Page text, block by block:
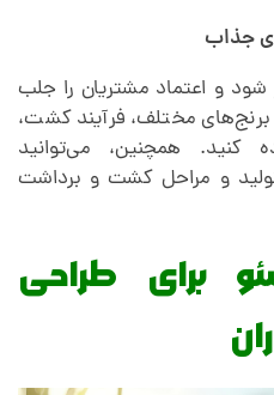
جذاب
و اعتماد مشتریان را جلب
مختلف، فرآیند کشت،
کنید. همچنین، می‌توانید
تولید و مراحل کشت و برداشت
برای طراحی